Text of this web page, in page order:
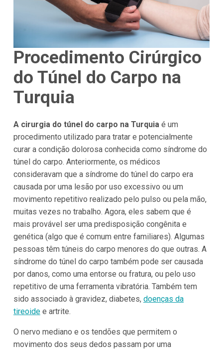
Procedimento Cirúrgico
do Túnel do Carpo na
Turquia
A cirurgia do túnel do carpo na Turquia é um
procedimento utilizado para tratar e potencialmente
curar a condição dolorosa conhecida como síndrome do
túnel do carpo. Anteriormente, os médicos
consideravam que a síndrome do túnel do carpo era
causada por uma lesão por uso excessivo ou um
movimento repetitivo realizado pelo pulso ou pela mão,
muitas vezes no trabalho. Agora, eles sabem que é
mais provável ser uma predisposição congênita e
genética (algo que é comum entre familiares). Algumas
pessoas têm túneis do carpo menores do que outras. A
síndrome do túnel do carpo também pode ser causada
por danos, como uma entorse ou fratura, ou pelo uso
repetitivo de uma ferramenta vibratória. Também tem
sido associado à gravidez, diabetes, doenças da
tireoidee artrite.
O nervo mediano e os tendões que permitem o
movimento dos seus dedos passam por uma